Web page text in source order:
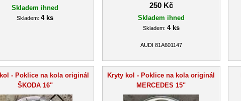
Skladem ihned
Skladem: 4 ks
250 Kč
Skladem ihned
Skladem: 4 ks
AUDI 81A601147
- Poklice na kola originál
ŠKODA 16"
Kryty kol - Poklice na kola originál
MERCEDES 15"